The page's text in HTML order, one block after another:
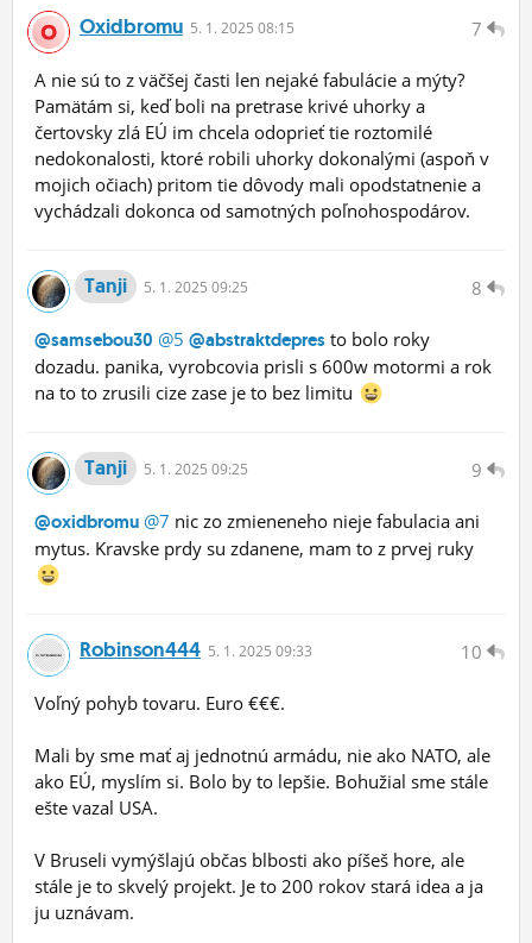
7
Oxidbromu 5. 1. 2025 08:15
A nie sú to z väčšej časti len nejaké fabulácie a mýty?
Pamätám si, keď boli na pretrase krivé uhorky a
čertovsky zlá EÚ im chcela odoprieť tie roztomilé
nedokonalosti, ktoré robili uhorky dokonalými (aspoň v
mojich očiach) pritom tie dôvody mali opodstatnenie a
vychádzali dokonca od samotných poľnohospodárov.
8
Tanji 5. 1. 2025 09:25
@samsebou30 @5 @abstraktdepres to bolo roky
dozadu. panika, vyrobcovia prisli s 600w motormi a rok
na to to zrusili cize zase je to bez limitu
9
Tanji 5. 1. 2025 09:25
@oxidbromu @7 nic zo zmieneneho nieje fabulacia ani
mytus. Kravske prdy su zdanene, mam to z prvej ruky
10
Robinson444 5. 1. 2025 09:33
Voľný pohyb tovaru. Euro €€€.
Mali by sme mať aj jednotnú armádu, nie ako NATO, ale
ako EÚ, myslím si. Bolo by to lepšie. Bohužial sme stále
ešte vazal USA.
V Bruseli vymýšlajú občas blbosti ako píšeš hore, ale
stále je to skvelý projekt. Je to 200 rokov stará idea a ja
ju uznávam.